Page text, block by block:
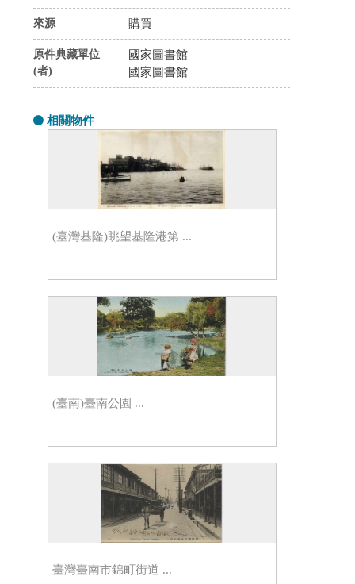
來源 購買
原件典藏單位
(者)
國家圖書館
國家圖書館
相關物件
(臺灣基隆)眺望基隆港第 ...
(臺南)臺南公園 ...
臺灣臺南市錦町街道 ...